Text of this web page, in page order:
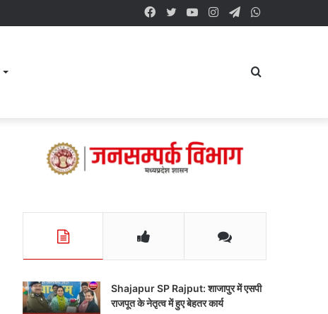
Telegram
Instagram
YouTube
Twitter
Facebook
Search
Shajapur SP Rajput: शाजापुर में एसपी
राजपूत के नेतृत्व में हुए बेहतर कार्य